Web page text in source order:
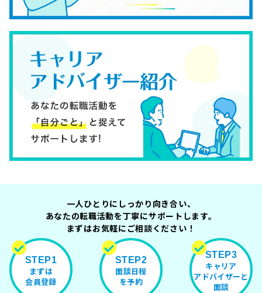
一人ひとりにしっかり向き合い、
あなたの転職活動を丁寧にサポートします。
まずはお気軽にご相談ください！
STEP1
まずは
会員登録
STEP2
面談日程
を予約
STEP3
キャリア
アドバイザーと
面談